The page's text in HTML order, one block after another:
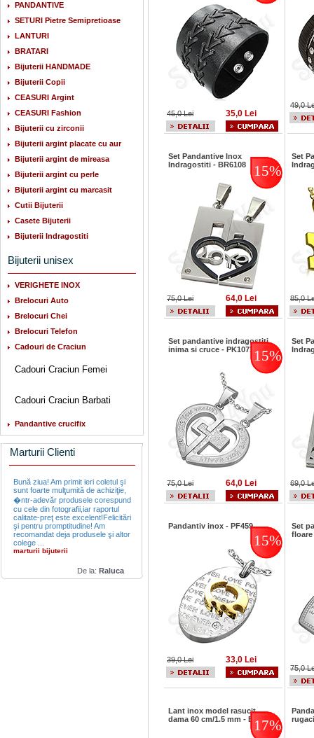
PANDANTIVE
SETURI Pietre Semipretioase
LANTURI
BRATARI
Bijuterii HANDMADE
Bijuterii Copii
CEASURI Argint
CEASURI Fashion
Bijuterii cu zirconii
Bijuterii argint placate cu aur
Bijuterii argint de mireasa
Bijuterii argint cu perle
Bijuterii argint cu marcasit
Cutii Bijuterii
Casete Bijuterii
Bijuterii Indragostiti
Bijuterii unisex
VERIGHETE INOX
Brelocuri Auto
Brelocuri Chei
Brelocuri Telefon
Cadouri de Craciun
Cadouri Craciun Femei
Cadouri Craciun Barbati
Pandantive crucifix
Marturii Clienti
Bună ziua! Am primit ieri coletul şi
sunt foarte mulţumită de achiziţie,
�ntr-adevăr produsele corespund
cu cele din fotografii,iar raportul
calitate-preţ este excelent!Felicitări
şi pentru promptitudine! Am
recomandat deja produsele şi altor
colege ...
marturii bijuterii
De la: Raluca
45,0 Lei 35,0 Lei
49,0
Set Pandantive Inox
Indragostiti - BR6108
15%
75,0 Lei 64,0 Lei
Set
85,0
Set pandantive indragostiti
inima si cruce - PK1071 15%
75,0 Lei 64,0 Lei
Set
69,0
Pandantiv inox - PF459
15%
39,0 Lei 33,0 Lei
Set
floare
75,0
Lant inox model rasucit
dama 60 cm/1.5 mm - BM235
17%